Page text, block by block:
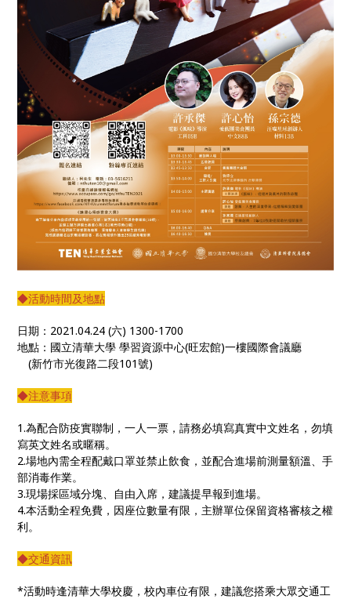
◆活動時間及地點
日期：2021.04.24 (六) 1300-1700
地點：國立清華大學 學習資源中心(旺宏館)一樓國際會議廳
(新竹市光復路二段101號)
◆注意事項
1.為配合防疫實聯制，一人一票，請務必填寫真實中文姓名，勿填
寫英文姓名或暱稱。
2.場地內需全程配戴口罩並禁止飲食，並配合進場前測量額溫、手
部消毒作業。
3.現場採區域分塊、自由入席，建議提早報到進場。
4.本活動全程免費，因座位數量有限，主辦單位保留資格審核之權
利。
◆交通資訊
*活動時逢清華大學校慶，校內車位有限，建議您搭乘大眾交通工